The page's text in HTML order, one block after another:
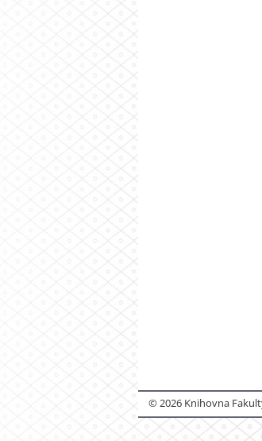
© 2026 Knihovna